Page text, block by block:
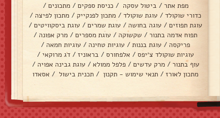
מפת אתר / ביטול עסקה / כניסת ספקים / מתכונים /
כדורי שוקולד / עוגת שוקולד / מתכון לפנקייק / מתכון לפיצה /
עוגת תפוזים / עוגה בחושה / עוגת שמרים / עוגת ביסקוויטים /
תפוח אדמה בתנור / שקשוקה / עוגת מספרים / מרק אפונה /
פריקסה / עוגת בננות / עוגיות טחינה / עוגיות חמאה /
עוגיות שוקולד צ׳יפס / אלפחורס / בראוניז / דג מרוקאי /
עוף בתנור / מרק עדשים / פלפל ממולא / עוגת גבינה אפויה /
מתכון לאורז / תנאי שימוש - תקנון / תכנית בישול / אסאדו